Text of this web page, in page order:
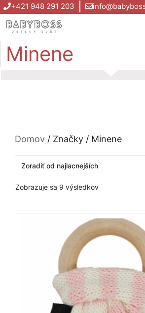
Preskočiť
na
obsah
+421 948 291 203
Minene
Domov / Značky / Minene
Zobrazuje sa 9 výsledkovZoradené
od
najnižšej